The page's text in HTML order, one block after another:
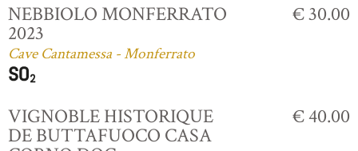
NEBBIOLO MONFERRATO
2023
Cave Cantamessa - Monferrato
€ 30.00
VIGNOBLE HISTORIQUE
DE BUTTAFUOCO CASA
€ 40.00